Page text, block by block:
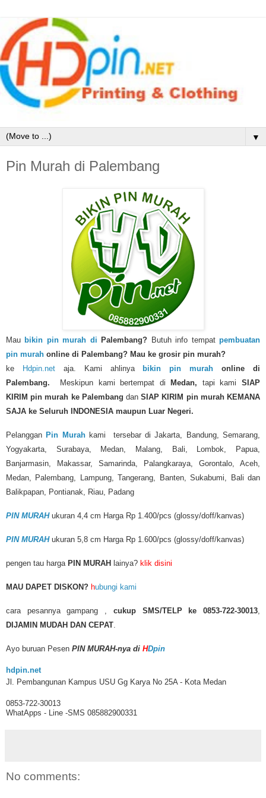
▼
Pin Murah di Palembang
Mau bikin pin murah di Palembang? Butuh info tempatpembuatan
pin murah online di Palembang? Mau ke grosir pin murah?
ke
Hdpin.net aja. Kami ahlinya bikin pin murah online di
Palembang.
Meskipun kami bertempat di Medan, tapi kamiSIAP
KIRIM pin murah ke PalembangdanSIAP KIRIM pin murah KEMANA
SAJA ke Seluruh INDONESIA maupun Luar Negeri.
Pelanggan Pin Murah kami tersebar di Jakarta, Bandung, Semarang,
Yogyakarta, Surabaya, Medan, Malang, Bali, Lombok, Papua,
Banjarmasin, Makassar, Samarinda, Palangkaraya, Gorontalo, Aceh,
Medan, Palembang, Lampung, Tangerang, Banten, Sukabumi, Bali dan
Balikpapan, Pontianak, Riau, Padang
PIN MURAH ukuran 4,4 cm Harga Rp 1.400/pcs (glossy/doff/kanvas)
PIN MURAH ukuran 5,8 cm Harga Rp 1.600/pcs (glossy/doff/kanvas)
pengen tau harga PIN MURAH lainya? klik disini
MAU DAPET DISKON? hubungi kami
cara pesannya gampang , cukup SMS/TELP ke 0853-722-30013,
DIJAMIN MUDAH DAN CEPAT.
Ayo buruan Pesen PIN MURAH-nya di HDpin
hdpin.net
Jl. Pembangunan Kampus USU Gg Karya No 25A - Kota Medan
0853-722-30013
WhatApps - Line -SMS 085882900331
No comments: